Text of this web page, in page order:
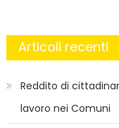
Articoli recenti
Reddito di
lavoro nei Comuni